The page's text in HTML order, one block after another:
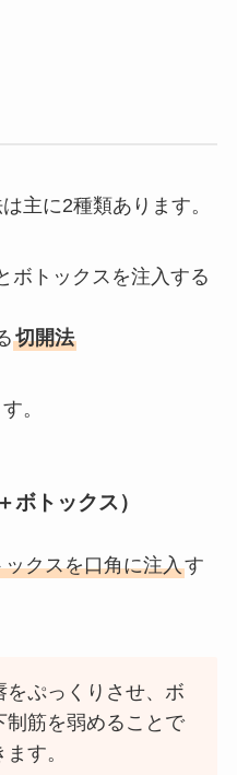
主に2種類あります。
ボトックスを注入する
切開法
。
ボトックス）
クスを口角に注入す
をぷっくりさせ、ボ
制筋を弱めることで
す。